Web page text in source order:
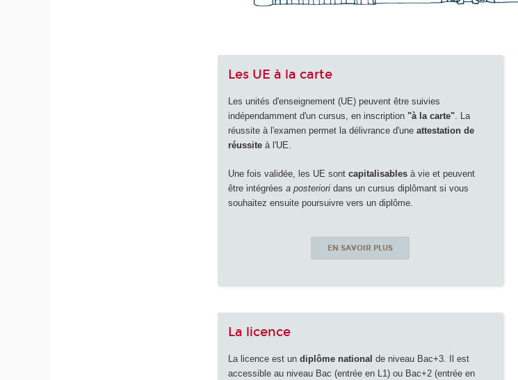
Les UE à la carte
Les unités d'enseignement (UE) peuvent être suivies
indépendamment d'un cursus, en inscription "à la carte". La
réussite à l'examen permet la délivrance d'uneattestation de
réussite à l'UE.
Une fois validée, les UE sontcapitalisablesà vie et peuvent
être intégréesa posteriori dans un cursus diplômant si vous
souhaitez ensuite poursuivre vers un diplôme.
EN SAVOIR PLUS
La licence
La licence est undiplôme national de niveau Bac+3. Il est
accessible au niveau Bac (entrée en L1) ou Bac+2 (entrée en